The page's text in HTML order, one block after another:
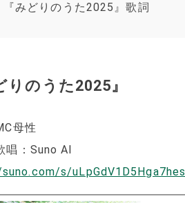
『みどりのうた2025』歌詞
りのうた2025』
母性
唱：Suno AI
s/uLpGdV1D5Hga7hes